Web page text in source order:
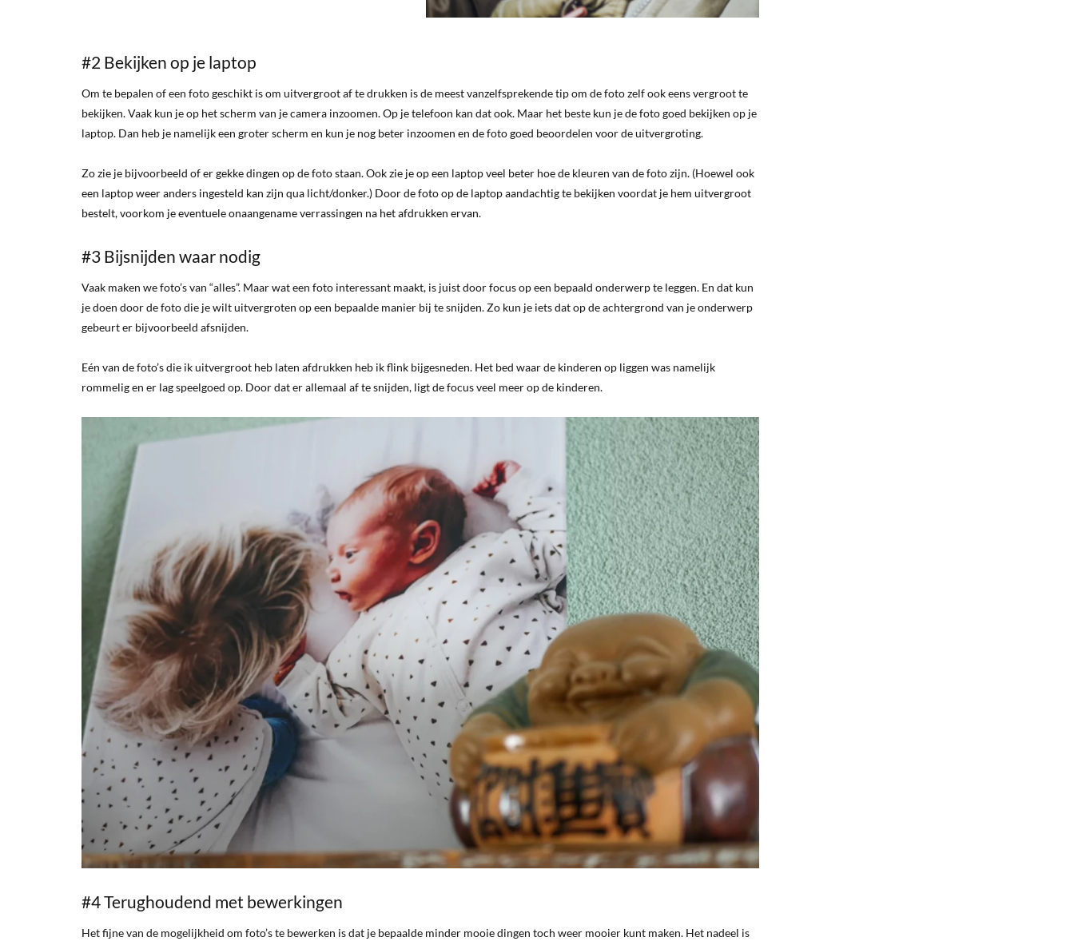
#2 Bekijken op je laptop
Om te bepalen of een foto geschikt is om uitvergroot af te drukken is de meest vanzelfsprekende tip om de foto zelf ook eens vergroot te
bekijken. Vaak kun je op het scherm van je camera inzoomen. Op je telefoon kan dat ook. Maar het beste kun je de foto goed bekijken op je
laptop. Dan heb je namelijk een groter scherm en kun je nog beter inzoomen en de foto goed beoordelen voor de uitvergroting.
Zo zie je bijvoorbeeld of er gekke dingen op de foto staan. Ook zie je op een laptop veel beter hoe de kleuren van de foto zijn. (Hoewel ook
een laptop weer anders ingesteld kan zijn qua licht/donker.) Door de foto op de laptop aandachtig te bekijken voordat je hem uitvergroot
bestelt, voorkom je eventuele onaangename verrassingen na het afdrukken ervan.
#3 Bijsnijden waar nodig
Vaak maken we foto’s van “alles”. Maar wat een foto interessant maakt, is juist door focus op een bepaald onderwerp te leggen. En dat kun
je doen door de foto die je wilt uitvergroten op een bepaalde manier bij te snijden. Zo kun je iets dat op de achtergrond van je onderwerp
gebeurt er bijvoorbeeld afsnijden.
Eén van de foto’s die ik uitvergroot heb laten afdrukken heb ik flink bijgesneden. Het bed waar de kinderen op liggen was namelijk
rommelig en er lag speelgoed op. Door dat er allemaal af te snijden, ligt de focus veel meer op de kinderen.
#4 Terughoudend met bewerkingen
Het fijne van de mogelijkheid om foto’s te bewerken is dat je bepaalde minder mooie dingen toch weer mooier kunt maken. Het nadeel is